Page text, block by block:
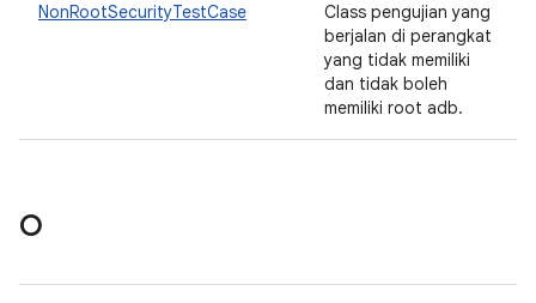
NonRootSecurityTestCase
Class pengujian yang
berjalan di perangkat
yang tidak memiliki
dan tidak boleh
memiliki root adb.
O